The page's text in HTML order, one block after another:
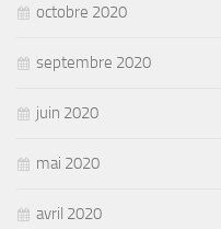
octobre 2020
septembre 2020
juin 2020
mai 2020
avril 2020